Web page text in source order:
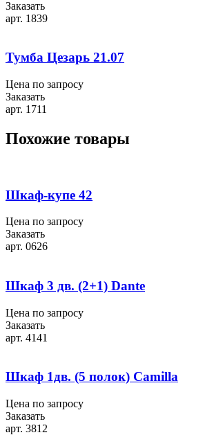
Заказать
арт. 1839
Тумба Цезарь 21.07
Цена по запросу
Заказать
арт. 1711
Похожие товары
Шкаф-купе 42
Цена по запросу
Заказать
арт. 0626
Шкаф 3 дв. (2+1) Dante
Цена по запросу
Заказать
арт. 4141
Шкаф 1дв. (5 полок) Camilla
Цена по запросу
Заказать
арт. 3812